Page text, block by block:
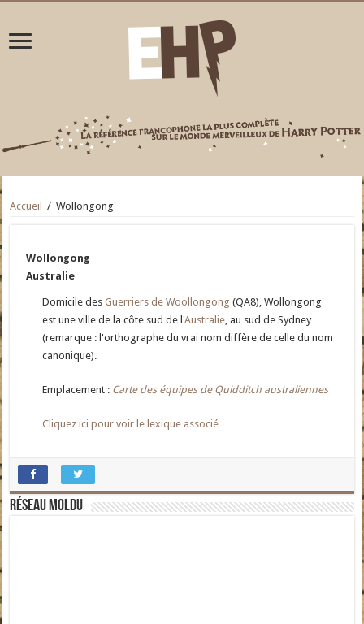
Accueil / Wollongong
Wollongong
Australie
Domicile desGuerriers de Woollongong (QA8), Wollongong
est une ville de la côte sud de l'Australie, au sud de Sydney
(remarque : l'orthographe du vrai nom diffère de celle du nom
canonique).
Emplacement : Carte des équipes de Quidditch australiennes
Cliquez ici pour voir le lexique associé
Réseau moldu